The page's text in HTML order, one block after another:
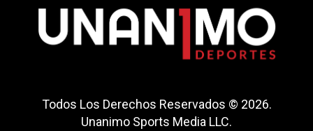
Todos Los Derechos Reservados © 2026.
Unanimo Sports Media LLC.